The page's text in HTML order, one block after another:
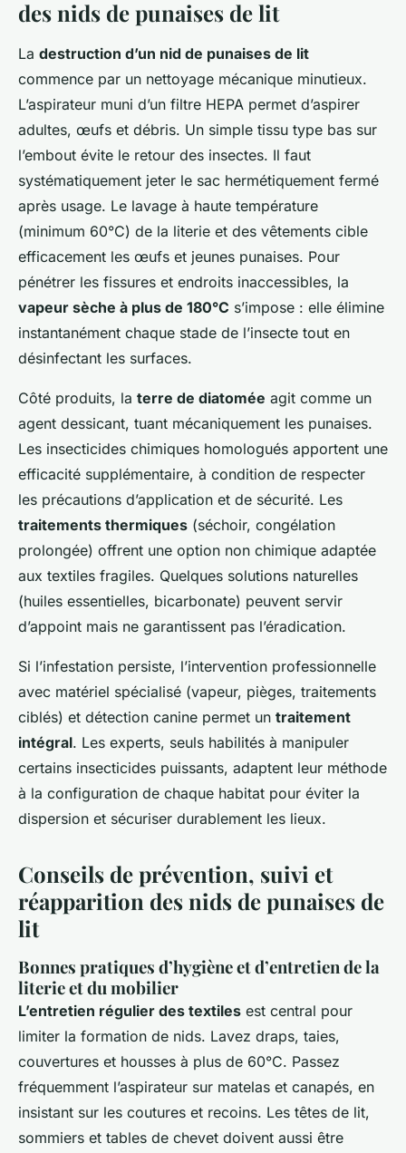
des nids de punaises de lit
La destruction d’un nid de punaises de lit
commence par un nettoyage mécanique minutieux.
L’aspirateur muni d’un filtre HEPA permet d’aspirer
adultes, œufs et débris. Un simple tissu type bas sur
l’embout évite le retour des insectes. Il faut
systématiquement jeter le sac hermétiquement fermé
après usage. Le lavage à haute température
(minimum 60°C) de la literie et des vêtements cible
efficacement les œufs et jeunes punaises. Pour
pénétrer les fissures et endroits inaccessibles, la
vapeur sèche à plus de 180°C s’impose : elle élimine
instantanément chaque stade de l’insecte tout en
désinfectant les surfaces.
Côté produits, la terre de diatomée agit comme un
agent dessicant, tuant mécaniquement les punaises.
Les insecticides chimiques homologués apportent une
efficacité supplémentaire, à condition de respecter
les précautions d’application et de sécurité. Les
traitements thermiques (séchoir, congélation
prolongée) offrent une option non chimique adaptée
aux textiles fragiles. Quelques solutions naturelles
(huiles essentielles, bicarbonate) peuvent servir
d’appoint mais ne garantissent pas l’éradication.
Si l’infestation persiste, l’intervention professionnelle
avec matériel spécialisé (vapeur, pièges, traitements
ciblés) et détection canine permet un traitement
intégral. Les experts, seuls habilités à manipuler
certains insecticides puissants, adaptent leur méthode
à la configuration de chaque habitat pour éviter la
dispersion et sécuriser durablement les lieux.
Conseils de prévention, suivi et
réapparition des nids de punaises de
lit
Bonnes pratiques d’hygiène et d’entretien de la
literie et du mobilier
L’entretien régulier des textiles est central pour
limiter la formation de nids. Lavez draps, taies,
couvertures et housses à plus de 60°C. Passez
fréquemment l’aspirateur sur matelas et canapés, en
insistant sur les coutures et recoins. Les têtes de lit,
sommiers et tables de chevet doivent aussi être